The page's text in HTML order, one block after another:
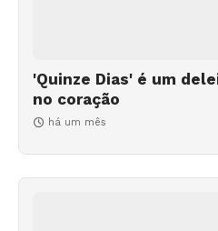
'Quinze Dias' é um
no coração
há um mês